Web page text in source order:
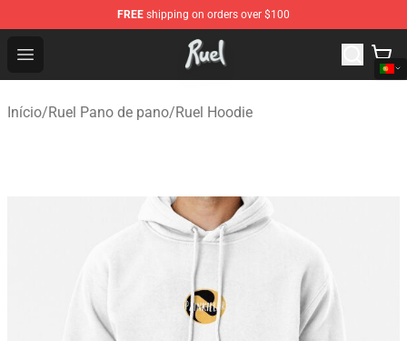
FREE shipping on orders over $100
Open menu
Ruel Store - Official Ruel Merchandise Shop
Início/Ruel Pano de pano/Ruel Hoodie